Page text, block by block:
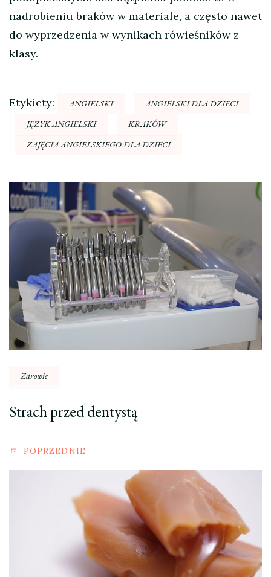
nadrobieniu braków w materiale, a często nawet
do wyprzedzenia w wynikach rówieśników z
klasy.
Etykiety: ANGIELSKI
ANGIELSKI DLA DZIECI
JĘZYK ANGIELSKI
KRAKÓW
ZAJĘCIA ANGIELSKIEGO DLA DZIECI
Nawigacja
wpisu
Zdrowie
Strach przed dentystą
POPRZEDNIE